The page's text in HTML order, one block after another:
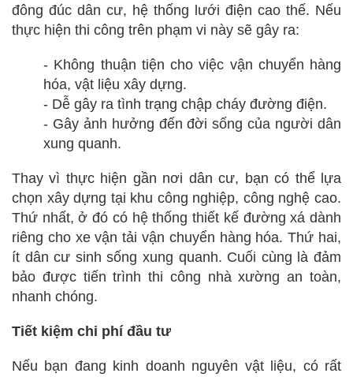
đông đúc dân cư, hệ thống lưới điện cao thế. Nếu
thực hiện thi công trên phạm vi này sẽ gây ra:
- Không thuận tiện cho việc vận chuyển hàng
hóa, vật liệu xây dựng.
- Dễ gây ra tình trạng chập cháy đường điện.
- Gây ảnh hưởng đến đời sống của người dân
xung quanh.
Thay vì thực hiện gần nơi dân cư, bạn có thể lựa
chọn xây dựng tại khu công nghiệp, công nghệ cao.
Thứ nhất, ở đó có hệ thống thiết kế đường xá dành
riêng cho xe vận tải vận chuyển hàng hóa. Thứ hai,
ít dân cư sinh sống xung quanh. Cuối cùng là đảm
bảo được tiến trình thi công nhà xường an toàn,
nhanh chóng.
Tiết kiệm chi phí đầu tư
Nếu bạn đang kinh doanh nguyên vật liệu, có rất